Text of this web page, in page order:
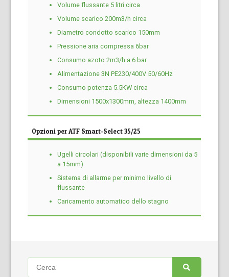
Volume flussante 5 litri circa
Volume scarico 200m3/h circa
Diametro condotto scarico 150mm
Pressione aria compressa 6bar
Consumo azoto 2m3/h a 6 bar
Alimentazione 3N PE230/400V 50/60Hz
Consumo potenza 5.5KW circa
Dimensioni 1500x1300mm, altezza 1400mm
Opzioni per ATF Smart-Select 35/25
Ugelli circolari (disponibili varie dimensioni da 5
a 15mm)
Sistema di allarme per minimo livello di
flussante
Caricamento automatico dello stagno